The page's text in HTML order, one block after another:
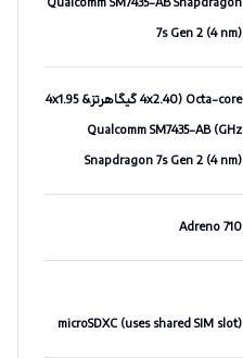
7s Gen 2 (4 nm)
Octa-core (4x2.40 گیگاهرتز& 4x1.95
GHz) Qualcomm SM7435-AB
Snapdragon 7s Gen 2 (4 nm)
Adreno 710
microSDXC (uses shared SIM slot)